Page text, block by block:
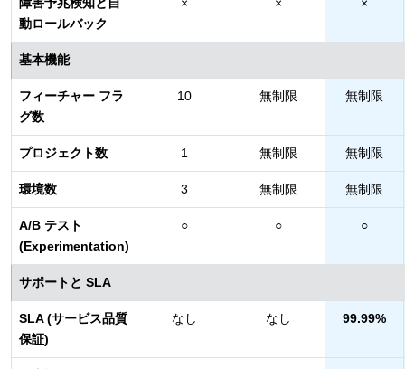
動ロールバック
基本機能
フィーチャー フラ
グ数
10 無制限 無制限
プロジェクト数 1 無制限 無制限
環境数 3 無制限 無制限
A/B テスト
(Experimentation)
○ ○ ○
サポートと SLA
SLA (サービス品質
保証)
なし なし 99.99%